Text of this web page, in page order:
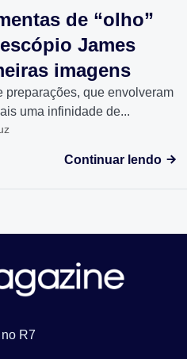
de “olho”
James
imagens
preparações, que envolveram
uma infinidade de...
Continuar lendo
no R7